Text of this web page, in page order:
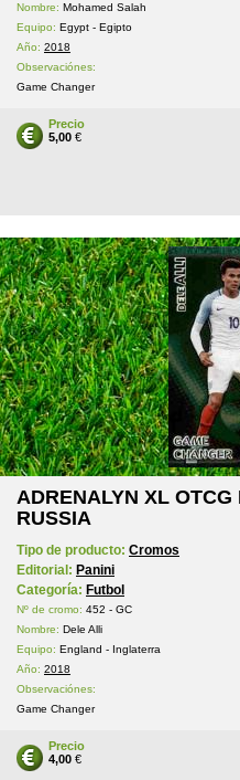
Nombre: Mohamed Salah
Equipo: Egypt - Egipto
Año: 2018
Observaciónes:
Game Changer
Precio
5,00 €
ADRENALYN XL OTCG
RUSSIA
Tipo de producto: Cromos
Editorial: Panini
Categoría: Futbol
Nº de cromo: 452 - GC
Nombre: Dele Alli
Equipo: England - Inglaterra
Año: 2018
Observaciónes:
Game Changer
Precio
4,00 €